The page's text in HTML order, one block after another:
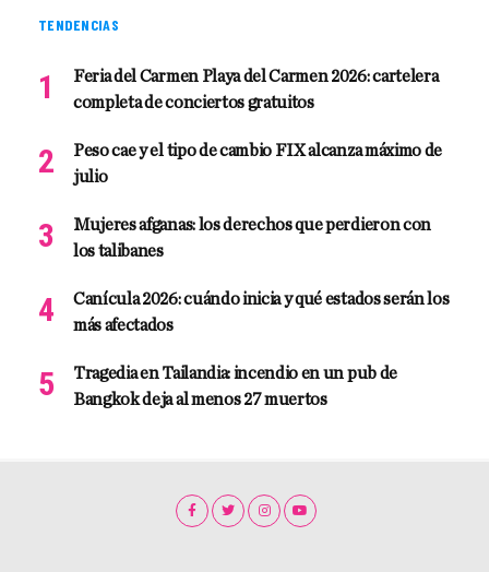
TENDENCIAS
Feria del Carmen Playa del Carmen 2026: cartelera
completa de conciertos gratuitos
Peso cae y el tipo de cambio FIX alcanza máximo de
julio
Mujeres afganas: los derechos que perdieron con
los talibanes
Canícula 2026: cuándo inicia y qué estados serán los
más afectados
Tragedia en Tailandia: incendio en un pub de
Bangkok deja al menos 27 muertos